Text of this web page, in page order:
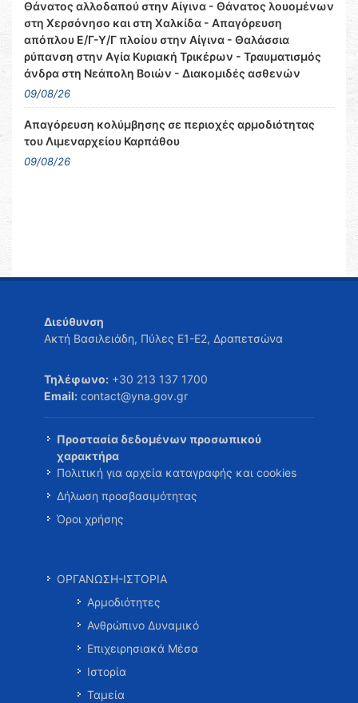
Θάνατος αλλοδαπού στην Αίγινα - Θάνατος λουομένων
στη Χερσόνησο και στη Χαλκίδα - Απαγόρευση
απόπλου Ε/Γ-Υ/Γ πλοίου στην Αίγινα - Θαλάσσια
ρύπανση στην Αγία Κυριακή Τρικέρων - Τραυματισμός
άνδρα στη Νεάπολη Βοιών - Διακομιδές ασθενών
09/08/26
Απαγόρευση κολύμβησης σε περιοχές αρμοδιότητας
του Λιμεναρχείου Καρπάθου
09/08/26
Διεύθυνση
Ακτή Βασιλειάδη, Πύλες Ε1-Ε2, Δραπετσώνα
Τηλέφωνο: +30 213 137 1700
Email: contact@yna.gov.gr
Προστασία δεδομένων προσωπικού
χαρακτήρα
Πολιτική για αρχεία καταγραφής και cookies
Δήλωση προσβασιμότητας
Όροι χρήσης
ΟΡΓΑΝΩΣΗ-ΙΣΤΟΡΙΑ
Αρμοδιότητες
Ανθρώπινο Δυναμικό
Επιχειρησιακά Μέσα
Ιστορία
Ταμεία